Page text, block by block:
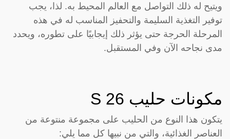
ويتيح له ذلك التواصل مع العالم المحيط به. لذا، يجب
توفير التغذية السليمة والتحفيز المناسب له في هذه
المرحلة الحرجة حتى يؤثر ذلك إيجابيًا على تطوره، ويحدد
مدى نجاحه الآن وفي المستقبل.
مكونات حليب S 26
يتكون هذا النوع من الحليب على مجموعة منتوعة من
العناصر الغذائية، والتي من نبيها كل مما يلي: